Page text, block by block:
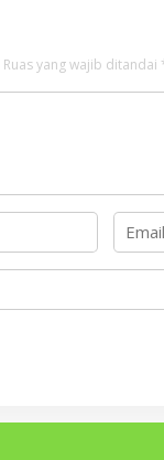
Ruas yang wajib ditandai